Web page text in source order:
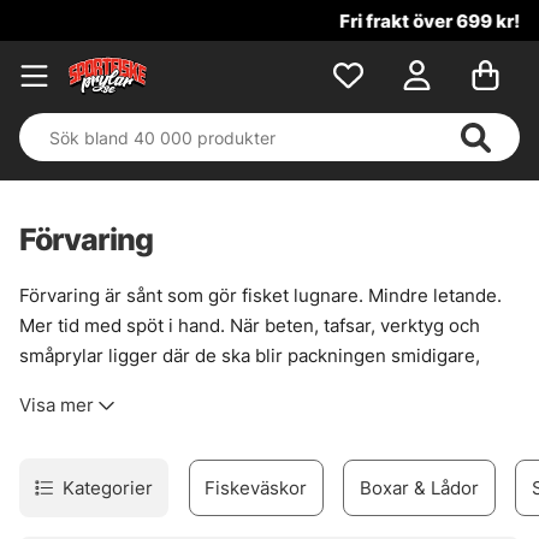
Fri frakt över 699 kr!
Förvaring
Förvaring är sånt som gör fisket lugnare. Mindre letande.
Mer tid med spöt i hand. När beten, tafsar, verktyg och
småprylar ligger där de ska blir packningen smidigare,
enkelt, och det är det också — när lådorna väl sitter rätt i
Här finns betesboxar, väskor, wallets och annan smart
förvaring för olika typer av fiske. Större beten som
Visa mer
Kategorier Fiskeväskor Boxar & Lådor